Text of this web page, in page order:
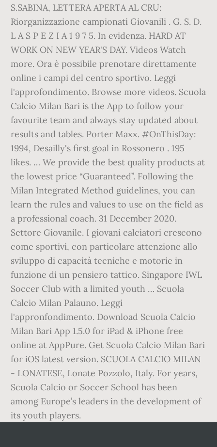
S.SABINA, LETTERA APERTA AL CRU:
Riorganizzazione campionati Giovanili . G. S. D.
L A S P E Z I A 1 9 7 5. In evidenza. HARD AT
WORK ON NEW YEAR'S DAY. Videos Watch
more. Ora è possibile prenotare direttamente
online i campi del centro sportivo. Leggi
l'approfondimento. Browse more videos. Scuola
Calcio Milan Bari is the App to follow your
favourite team and always stay updated about
results and tables. Porter Maxx. #OnThisDay:
1994, Desailly's first goal in Rossonero . 195
likes. … We provide the best quality products at
the lowest price “Guaranteed”. Following the
Milan Integrated Method guidelines, you can
learn the rules and values to use on the field as
a professional coach. 31 December 2020.
Settore Giovanile. I giovani calciatori crescono
come sportivi, con particolare attenzione allo
sviluppo di capacità tecniche e motorie in
funzione di un pensiero tattico. Singapore IWL
Soccer Club with a limited youth … Scuola
Calcio Milan Palauno. Leggi
l'appronfondimento. Download Scuola Calcio
Milan Bari App 1.5.0 for iPad & iPhone free
online at AppPure. Get Scuola Calcio Milan Bari
for iOS latest version. SCUOLA CALCIO MILAN
- LONATESE, Lonate Pozzolo, Italy. For years,
Scuola Calcio or Soccer School has been
among Europe’s leaders in the development of
its youth players.